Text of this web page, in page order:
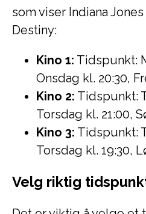
som viser Indiana
Destiny:
Kino 1: Tidspunkt:
Onsdag kl. 20:30,
Kino 2: Tidspunkt:
Torsdag kl. 21:00,
Kino 3: Tidspunkt:
Torsdag kl. 19:30,
Velg riktig